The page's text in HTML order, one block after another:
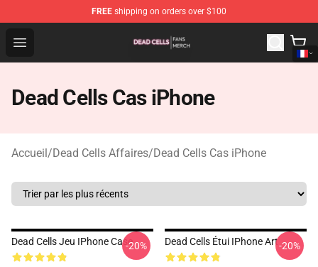
FREE shipping on orders over $100
Open menu
Dead Cells Shop - Official Dead Cells Merchandise Store
Dead Cells Cas iPhone
Accueil/Dead Cells Affaires/Dead Cells Cas iPhone
Dead Cells Jeu IPhone Case-20% Dead Cells Étui IPhone Art-20%